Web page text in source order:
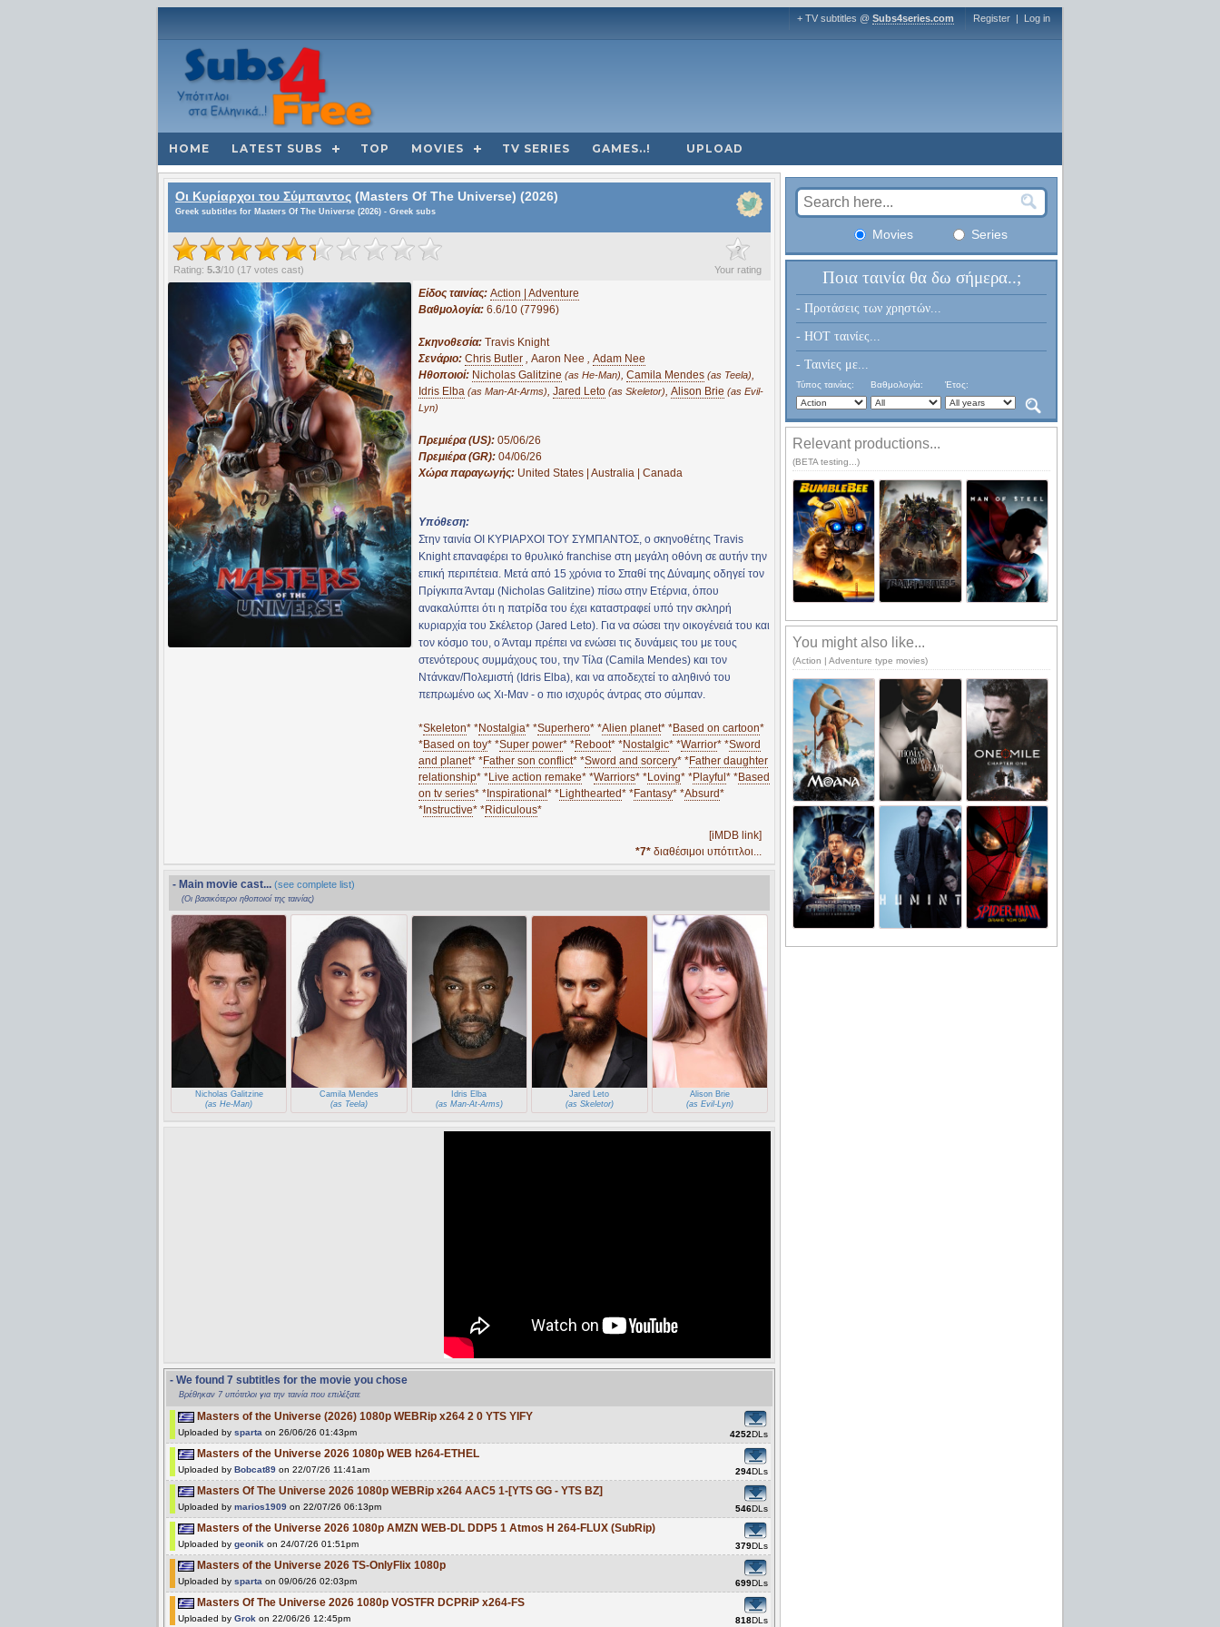
+ TV subtitles @ Subs4series.com Register | Log in
HOME LATEST SUBS TOP MOVIES TV SERIES GAMES..! UPLOAD
Οι Κυρίαρχοι του Σύμπαντος (Masters Of The Universe) (2026)
Greek subtitles for Masters Of The Universe (2026) - Greek subs
?
Your rating
Rating: 5.3/10 (17 votes cast)
Είδος ταινίας: Action | Adventure
Βαθμολογία: 6.6/10 (77996)
Σκηνοθεσία: Travis Knight
Σενάριο: Chris Butler , Aaron Nee , Adam Nee
Ηθοποιοί: Nicholas Galitzine (as He-Man), Camila Mendes (as Teela),
Idris Elba (as Man-At-Arms), Jared Leto (as Skeletor), Alison Brie (as Evil-
Lyn)
Πρεμιέρα (US): 05/06/26
Πρεμιέρα (GR): 04/06/26
Χώρα παραγωγής: United States | Australia | Canada
Υπόθεση:
Στην ταινία ΟΙ ΚΥΡΙΑΡΧΟΙ ΤΟΥ ΣΥΜΠΑΝΤΟΣ, ο σκηνοθέτης Travis
Knight επαναφέρει το θρυλικό franchise στη μεγάλη οθόνη σε αυτήν την
επική περιπέτεια. Μετά από 15 χρόνια το Σπαθί της Δύναμης οδηγεί τον
Πρίγκιπα Άνταμ (Nicholas Galitzine) πίσω στην Ετέρνια, όπου
ανακαλύπτει ότι η πατρίδα του έχει καταστραφεί υπό την σκληρή
κυριαρχία του Σκέλετορ (Jared Leto). Για να σώσει την οικογένειά του και
τον κόσμο του, ο Άνταμ πρέπει να ενώσει τις δυνάμεις του με τους
στενότερους συμμάχους του, την Τίλα (Camila Mendes) και τον
Ντάνκαν/Πολεμιστή (Idris Elba), και να αποδεχτεί το αληθινό του
πεπρωμένο ως Χι-Μαν - ο πιο ισχυρός άντρας στο σύμπαν.
*Skeleton* *Nostalgia* *Superhero* *Alien planet* *Based on cartoon*
*Based on toy* *Super power* *Reboot* *Nostalgic* *Warrior* *Sword
and planet* *Father son conflict* *Sword and sorcery* *Father daughter
relationship* *Live action remake* *Warriors* *Loving* *Playful * *Based
on tv series* * Inspirational * *Lighthearted* *Fantasy* *Absurd*
* Instructive* *Ridiculous*
[iMDB link]
*7* διαθέσιμοι υπότιτλοι...
- Main movie cast... (see complete list)
(Οι βασικότεροι ηθοποιοί της ταινίας)
Nicholas Galitzine
(as He-Man)
Camila Mendes
(as Teela)
Idris Elba
(as Man-At-Arms)
Jared Leto
(as Skeletor)
Alison Brie
(as Evil-Lyn)
- We found 7 subtitles for the movie you chose
Βρέθηκαν 7 υπότιτλοι για την ταινία που επιλέξατε
Masters of the Universe (2026) 1080p WEBRip x264 2 0 YTS YIFY
Uploaded by sparta on 26/06/26 01:43pm 4252DLs
Masters of the Universe 2026 1080p WEB h264-ETHEL
Uploaded by Bobcat89 on 22/07/26 11:41am 294DLs
Masters Of The Universe 2026 1080p WEBRip x264 AAC5 1-[YTS GG - YTS BZ]
Uploaded by marios1909 on 22/07/26 06:13pm 546DLs
Masters of the Universe 2026 1080p AMZN WEB-DL DDP5 1 Atmos H 264-FLUX (SubRip)
Uploaded by geonik on 24/07/26 01:51pm 379DLs
Masters of the Universe 2026 TS-OnlyFlix 1080p
Uploaded by sparta on 09/06/26 02:03pm 699DLs
Masters Of The Universe 2026 1080p VOSTFR DCPRiP x264-FS
Uploaded by Grok on 22/06/26 12:45pm 818DLs
Movies Series
Ποια ταινία θα δω σήμερα..;
- Προτάσεις των χρηστών...
- HOT ταινίες...
- Ταινίες με...
Τύπος ταινίας: Βαθμολογία: Έτος:
Relevant productions...
(BETA testing...)
You might also like...
(Action | Adventure type movies)